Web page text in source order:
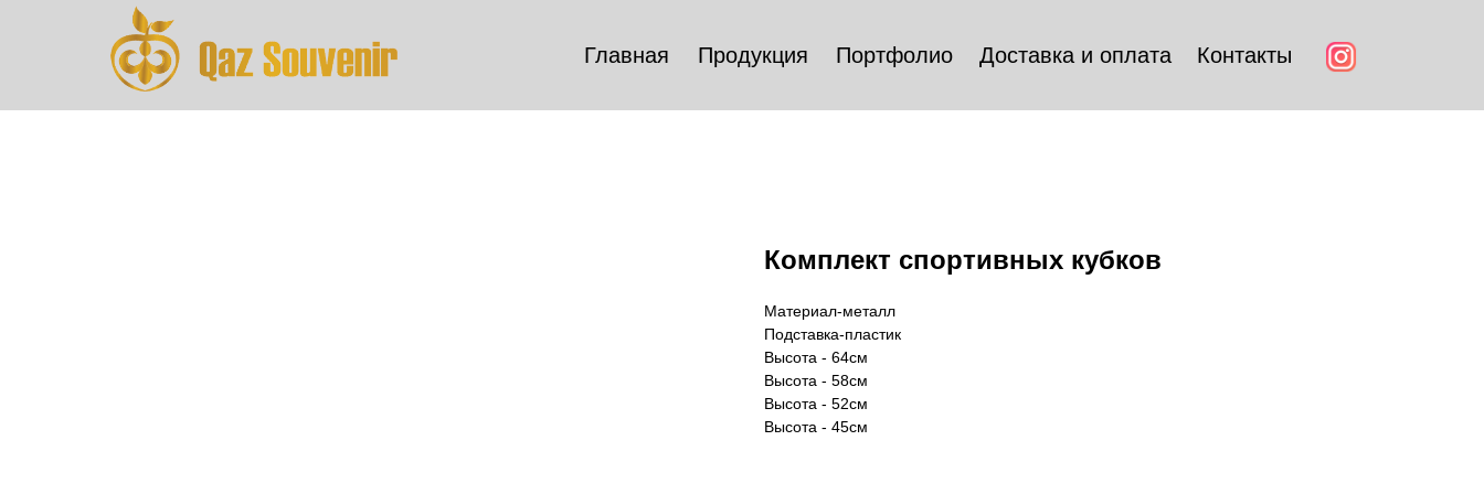
Контакты
Доставка и оплата
Портфолио
Продукция
Главная
Комплект спортивных кубков
Материал-металл
Подставка-пластик
Высота - 64см
Высота - 58см
Высота - 52см
Высота - 45см